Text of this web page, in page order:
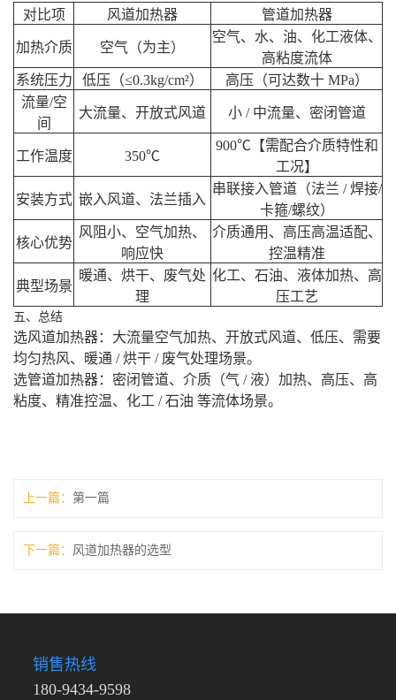
对比项 风道加热器 管道加热器
加热介质 空气（为主）
空气、水、油、化工液体、
高粘度流体
系统压力
低压（≤0.3kg/cm²）
高压（可达数十 MPa）
流量/空
间
大流量、开放式风道 小 / 中流量、密闭管道
工作温度 350℃
900℃【需配合介质特性和
工况】
安装方式 嵌入风道、法兰插入
串联接入管道（法兰 / 焊接/
卡箍/螺纹）
核心优势
风阻小、空气加热、
响应快
介质通用、高压高温适配、
控温精准
典型场景
暖通、烘干、废气处
理
化工、石油、液体加热、高
压工艺
五、总结
选风道加热器：大流量空气加热、开放式风道、低压、需要
均匀热风、暖通 / 烘干 / 废气处理场景。
选管道加热器：密闭管道、介质（气 / 液）加热、高压、高
粘度、精准控温、化工 / 石油 等流体场景。
上一篇 第一篇
下一篇 风道加热器的选型
销售热线
180-9434-9598